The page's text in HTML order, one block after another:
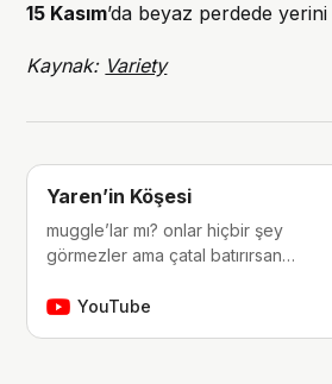
15 Kasım’da beyaz perdede
Kaynak: Variety
Yaren’in Köşesi
muggle’lar mı? onlar hiçbir şey
görmezler ama çatal batırırsan
çocukluğumdan beri tutkunu olduğum
YouTube